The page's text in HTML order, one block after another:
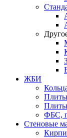
ЖБИ
ФБС,
Стеновые